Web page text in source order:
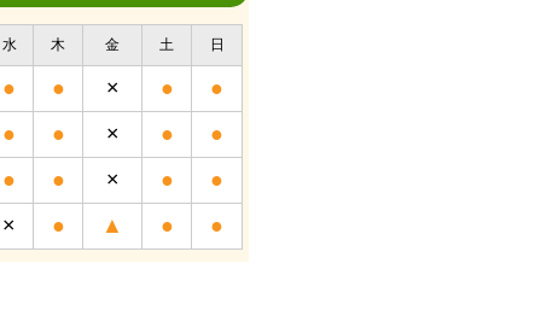
水 木 金 土 日
● ● × ●
●
●
● × ●
●
●
● × ●
●
×
● ▲ ● ●